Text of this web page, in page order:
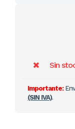
Sin
Importante:
(SIN IVA).